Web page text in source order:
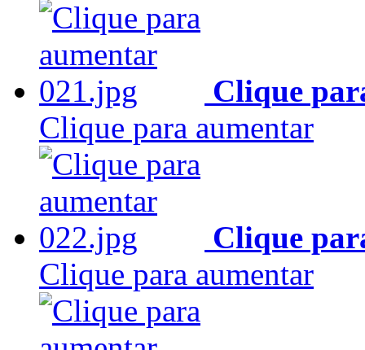
Clique
Clique para aumentar
Clique
Clique para aumentar